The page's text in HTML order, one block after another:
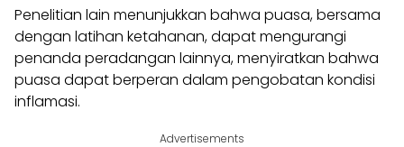
Penelitian lain menunjukkan bahwa puasa, bersama
dengan latihan ketahanan, dapat mengurangi
penanda peradangan lainnya, menyiratkan bahwa
puasa dapat berperan dalam pengobatan kondisi
inflamasi.
Advertisements